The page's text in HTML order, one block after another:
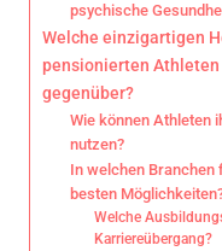
psychische
Welche einzigartigen
pensionierten
gegenüber?
Wie können Athleten
nutzen?
In welchen Branchen
besten
Welche
Karriereübergang?